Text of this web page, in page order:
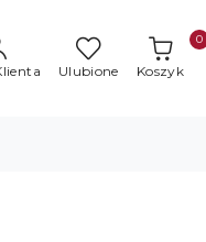
Ulubione Koszyk
0